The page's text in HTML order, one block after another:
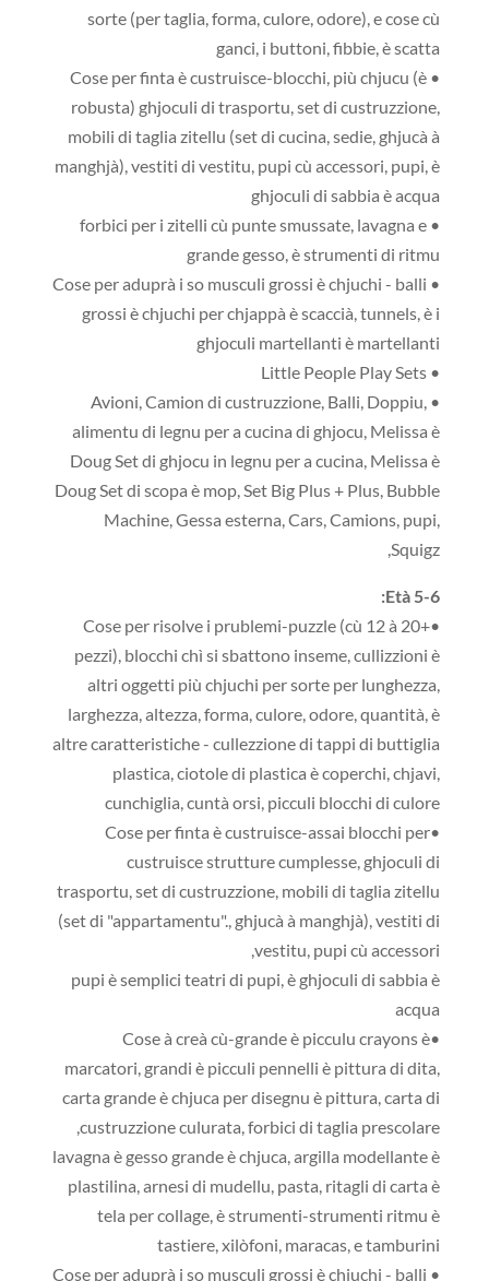
sorte (per taglia, forma, culore, odore), e cose cù
ganci, i buttoni, fibbie, è scatta
• Cose per finta è custruisce-blocchi, più chjucu (è
robusta) ghjoculi di trasportu, set di custruzzione,
mobili di taglia zitellu (set di cucina, sedie, ghjucà à
manghjà), vestiti di vestitu, pupi cù accessori, pupi, è
ghjoculi di sabbia è acqua
• forbici per i zitelli cù punte smussate, lavagna e
grande gesso, è strumenti di ritmu
• Cose per aduprà i so musculi grossi è chjuchi - balli
grossi è chjuchi per chjappà è scaccià, tunnels, è i
ghjoculi martellanti è martellanti
• Little People Play Sets
• Avioni, Camion di custruzzione, Balli, Doppiu,
alimentu di legnu per a cucina di ghjocu, Melissa è
Doug Set di ghjocu in legnu per a cucina, Melissa è
Doug Set di scopa è mop, Set Big Plus + Plus, Bubble
Machine, Gessa esterna, Cars, Camions, pupi,
Squigz,
Età 5-6:
•Cose per risolve i prublemi-puzzle (cù 12 à 20+
pezzi), blocchi chì si sbattono inseme, cullizzioni è
altri oggetti più chjuchi per sorte per lunghezza,
larghezza, altezza, forma, culore, odore, quantità, è
altre caratteristiche - cullezzione di tappi di buttiglia
plastica, ciotole di plastica è coperchi, chjavi,
cunchiglia, cuntà orsi, picculi blocchi di culore
•Cose per finta è custruisce-assai blocchi per
custruisce strutture cumplesse, ghjoculi di
trasportu, set di custruzzione, mobili di taglia zitellu
(set di "appartamentu"., ghjucà à manghjà), vestiti di
vestitu, pupi cù accessori,
pupi è semplici teatri di pupi, è ghjoculi di sabbia è
acqua
•Cose à creà cù-grande è picculu crayons è
marcatori, grandi è picculi pennelli è pittura di dita,
carta grande è chjuca per disegnu è pittura, carta di
custruzzione culurata, forbici di taglia prescolare,
lavagna è gesso grande è chjuca, argilla modellante è
plastilina, arnesi di mudellu, pasta, ritagli di carta è
tela per collage, è strumenti-strumenti ritmu è
tastiere, xilòfoni, maracas, e tamburini
• Cose per aduprà i so musculi grossi è chjuchi - balli